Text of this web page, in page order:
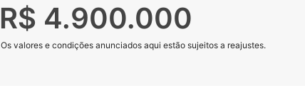
R$ 4.900.000
Os valores e condições anunciados aqui estão sujeitos a reajustes.